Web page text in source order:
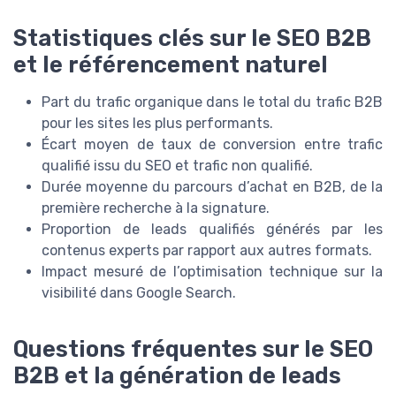
Statistiques clés sur le SEO B2B
et le référencement naturel
Part du trafic organique dans le total du trafic B2B
pour les sites les plus performants.
Écart moyen de taux de conversion entre trafic
qualifié issu du SEO et trafic non qualifié.
Durée moyenne du parcours d’achat en B2B, de la
première recherche à la signature.
Proportion de leads qualifiés générés par les
contenus experts par rapport aux autres formats.
Impact mesuré de l’optimisation technique sur la
visibilité dans Google Search.
Questions fréquentes sur le SEO
B2B et la génération de leads